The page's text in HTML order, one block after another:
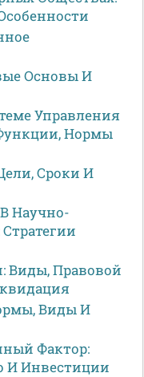
Основы И
Управления
Нормы
Сроки И
Научно-
Виды, Правовой
Виды И
Фактор:
И Инвестиции